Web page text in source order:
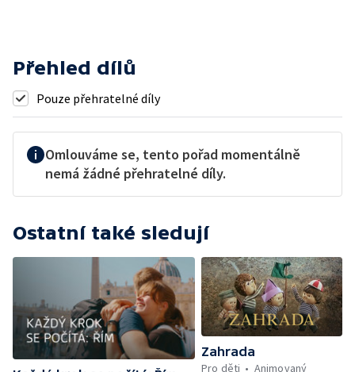
Přehled dílů
Pouze přehratelné díly
Omlouváme se, tento pořad momentálně
nemá žádné přehratelné díly.
Ostatní také sledují
Zahrada
Pro děti
Animovaný